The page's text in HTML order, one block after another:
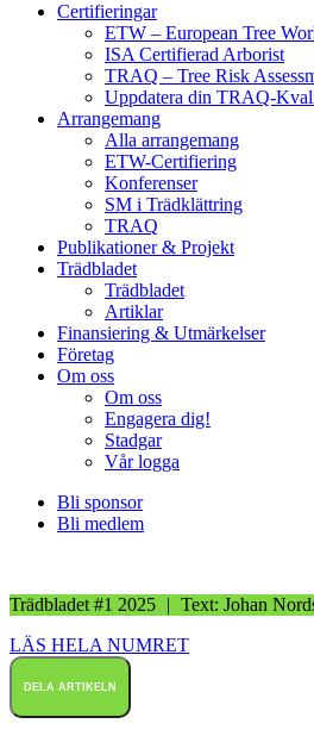
Certifieringar
ETW – European Tree
ISA Certifierad Arborist
TRAQ – Tree Risk
Uppdatera din TRAQ-
Arrangemang
Alla arrangemang
ETW-Certifiering
Konferenser
SM i Trädklättring
TRAQ
Publikationer & Projekt
Trädbladet
Trädbladet
Artiklar
Finansiering & Utmärkelser
Företag
Om oss
Om oss
Engagera dig!
Stadgar
Vår logga
Bli sponsor
Bli medlem
Trädbladet #1 2025 | Text: Johan
LÄS HELA NUMRET
DELA ARTIKELN